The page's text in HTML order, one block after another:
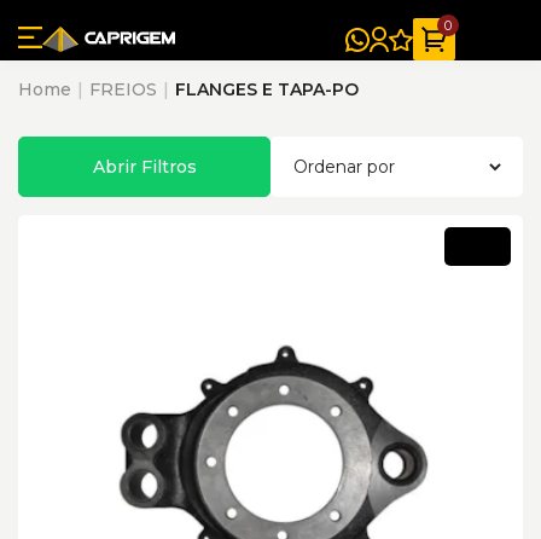
0
Home FREIOS FLANGES E TAPA-PO
Abrir Filtros